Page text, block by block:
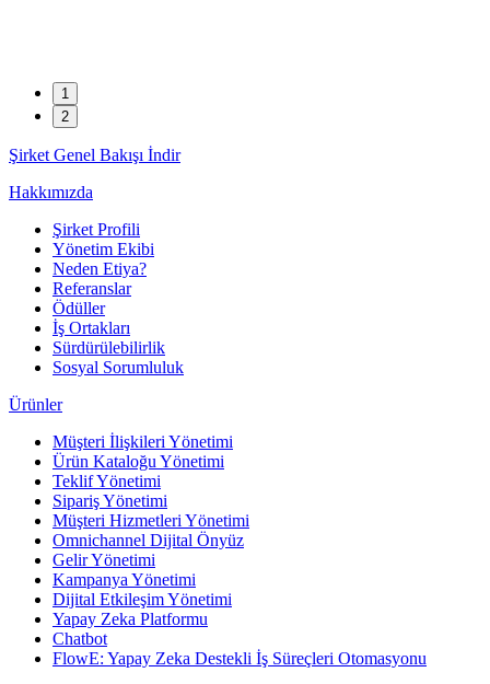
1
2
Şirket Genel Bakışı İndir
Hakkımızda
Şirket Profili
Yönetim Ekibi
Neden Etiya?
Referanslar
Ödüller
İş Ortakları
Sürdürülebilirlik
Sosyal Sorumluluk
Ürünler
Müşteri İlişkileri Yönetimi
Ürün Kataloğu Yönetimi
Teklif Yönetimi
Sipariş Yönetimi
Müşteri Hizmetleri Yönetimi
Omnichannel Dijital Önyüz
Gelir Yönetimi
Kampanya Yönetimi
Dijital Etkileşim Yönetimi
Yapay Zeka Platformu
Chatbot
FlowE: Yapay Zeka Destekli İş Süreçleri Otomasyonu